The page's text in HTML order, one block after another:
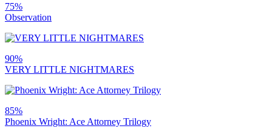
75%
Observation
90%
VERY LITTLE NIGHTMARES
85%
Phoenix Wright: Ace Attorney Trilogy